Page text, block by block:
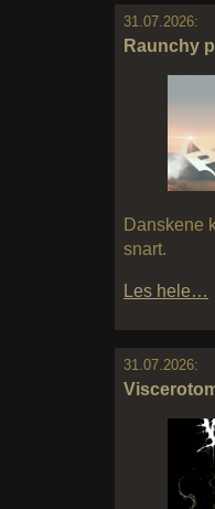
31.07.2026:
Raunchy
Danskene
snart.
Les hele…
31.07.2026: